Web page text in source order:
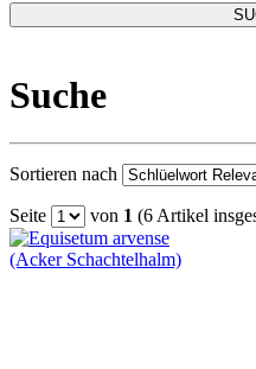
Suche
Sortieren nach
Seite von 1 (6 Artikel